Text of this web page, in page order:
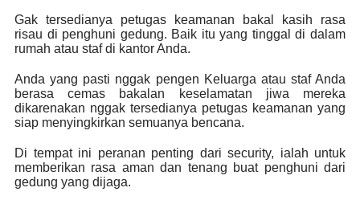
Gak tersedianya petugas keamanan bakal kasih rasa
risau di penghuni gedung. Baik itu yang tinggal di dalam
rumah atau staf di kantor Anda.
Anda yang pasti nggak pengen Keluarga atau staf Anda
berasa cemas bakalan keselamatan jiwa mereka
dikarenakan nggak tersedianya petugas keamanan yang
siap menyingkirkan semuanya bencana.
Di tempat ini peranan penting dari security, ialah untuk
memberikan rasa aman dan tenang buat penghuni dari
gedung yang dijaga.